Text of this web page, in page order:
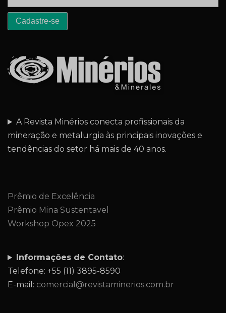
A Revista Minérios conecta profissionais da
mineração e metalurgia às principais inovações e
tendências do setor há mais de 40 anos.
Prêmio de Excelência
Prêmio Mina Sustentavel
Workshop Opex 2025
Informações de Contato:
Telefone: +55 (11) 3895-8590
E-mail: comercial@revistaminerios.com.br